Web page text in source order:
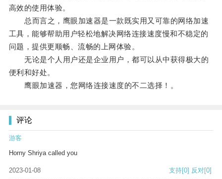
高效的使用体验。
总而言之，鹰眼加速器是一款既实用又可靠的网络加速
工具，能够帮助用户轻松地解决网络连接速度慢和不稳定的
问题，提供更顺畅、流畅的上网体验。
无论是个人用户还是企业用户，都可以从中获得极大的
便利和好处。
鹰眼加速器，您网络连接速度的不二选择！。
评论
游客
Horny Shriya called you
2023-01-08 支持[0] 反对[0]